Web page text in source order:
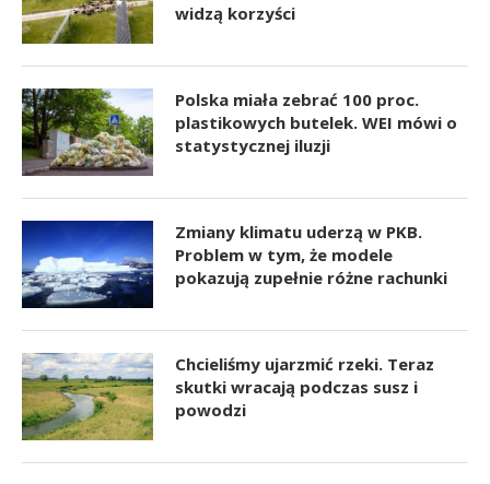
widzą korzyści
Polska miała zebrać 100 proc.
plastikowych butelek. WEI mówi o
statystycznej iluzji
Zmiany klimatu uderzą w PKB.
Problem w tym, że modele
pokazują zupełnie różne rachunki
Chcieliśmy ujarzmić rzeki. Teraz
skutki wracają podczas susz i
powodzi